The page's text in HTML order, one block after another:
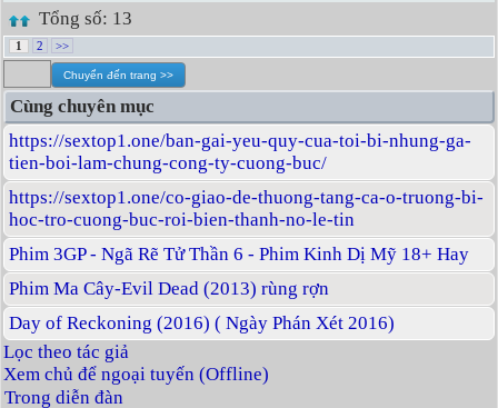
Tổng số: 13
1 2 >>
Cùng chuyên mục
https://sextop1.one/ban-gai-yeu-quy-cua-toi-bi-nhung-ga-
tien-boi-lam-chung-cong-ty-cuong-buc/
https://sextop1.one/co-giao-de-thuong-tang-ca-o-truong-bi-
hoc-tro-cuong-buc-roi-bien-thanh-no-le-tin
Phim 3GP - Ngã Rẽ Tử Thần 6 - Phim Kinh Dị Mỹ 18+ Hay
Phim Ma Cây-Evil Dead (2013) rùng rợn
Day of Reckoning (2016) ( Ngày Phán Xét 2016)
Lọc theo tác giả
Xem chủ để ngoại tuyến (Offline)
Trong diễn đàn